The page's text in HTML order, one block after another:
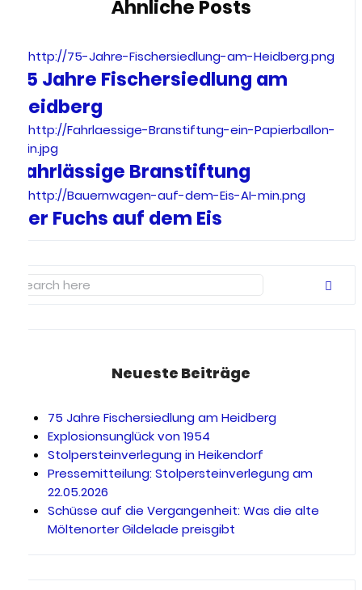
Ähnliche Posts
75 Jahre Fischersiedlung am
Heidberg
Fahrlässige Branstiftung
Der Fuchs auf dem Eis
Neueste Beiträge
75 Jahre Fischersiedlung am Heidberg
Explosionsunglück von 1954
Stolpersteinverlegung in Heikendorf
Pressemitteilung: Stolpersteinverlegung am
22.05.2026
Schüsse auf die Vergangenheit: Was die alte
Möltenorter Gildelade preisgibt